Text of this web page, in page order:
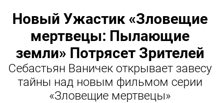
Новый Ужастик «Зловещие
мертвецы: Пылающие
земли» Потрясет Зрителей
Себастьян Ваничек открывает завесу
тайны над новым фильмом серии
«Зловещие мертвецы»